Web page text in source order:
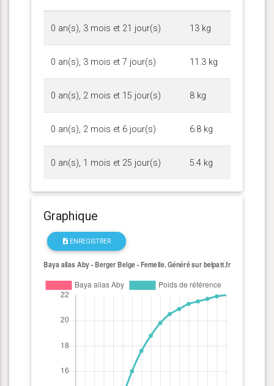
0 an(s), 3 mois et 21 jour(s) 13 kg
0 an(s), 3 mois et 7 jour(s) 11.3 kg
0 an(s), 2 mois et 15 jour(s) 8 kg
0 an(s), 2 mois et 6 jour(s) 6.8 kg
0 an(s), 1 mois et 25 jour(s) 5.4 kg
Graphique
ENREGISTRER